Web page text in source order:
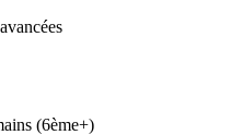
(6ème+)